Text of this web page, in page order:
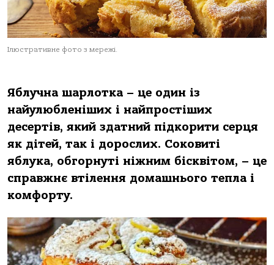
Ілюстративне фото з мережі.
Яблучна шарлотка – це один із
найулюбленіших і найпростіших
десертів, який здатний підкорити серця
як дітей, так і дорослих. Соковиті
яблука, обгорнуті ніжним бісквітом, – це
справжнє втілення домашнього тепла і
комфорту.